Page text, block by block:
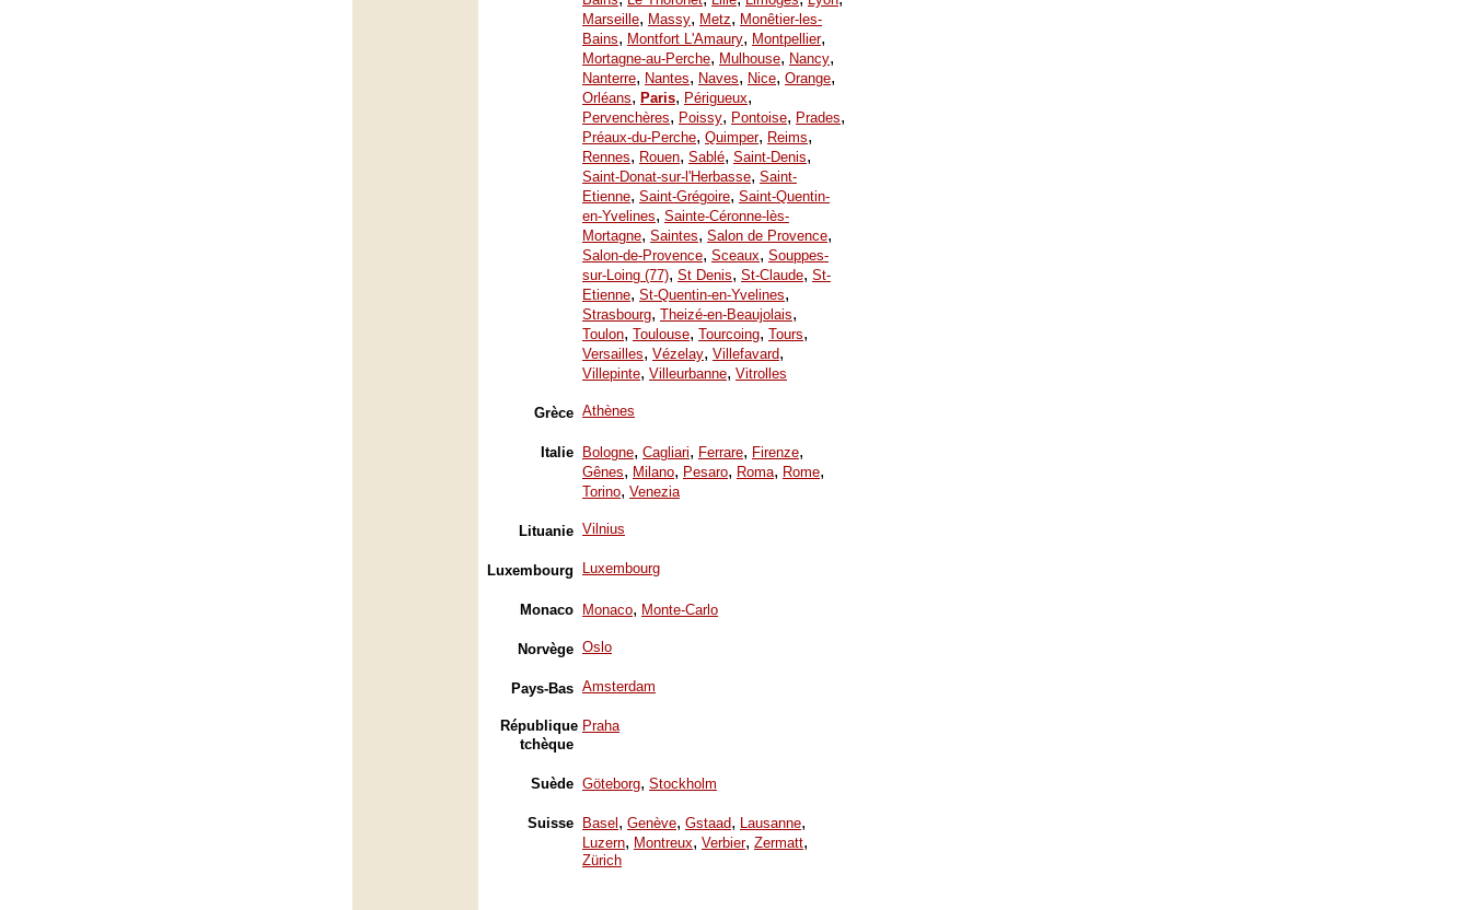
Marseille, Massy, Metz, Monêtier-les-
Bains, Montfort L'Amaury, Montpellier,
Mortagne-au-Perche, Mulhouse, Nancy,
Nanterre, Nantes, Naves, Nice, Orange,
Orléans, Paris, Périgueux,
Pervenchères, Poissy, Pontoise, Prades,
Préaux-du-Perche, Quimper, Reims,
Rennes, Rouen, Sablé, Saint-Denis,
Saint-Donat-sur-l'Herbasse, Saint-
Etienne, Saint-Grégoire, Saint-Quentin-
en-Yvelines, Sainte-Céronne-lès-
Mortagne, Saintes, Salon de Provence,
Salon-de-Provence, Sceaux, Souppes-
sur-Loing (77), St Denis, St-Claude, St-
Etienne, St-Quentin-en-Yvelines,
Strasbourg, Theizé-en-Beaujolais,
Toulon, Toulouse, Tourcoing, Tours,
Versailles, Vézelay, Villefavard,
Villepinte, Villeurbanne, Vitrolles
Grèce Athènes
Italie Bologne, Cagliari, Ferrare, Firenze,
Gênes, Milano, Pesaro, Roma, Rome,
Torino, Venezia
Lituanie Vilnius
Luxembourg Luxembourg
Monaco Monaco, Monte-Carlo
Norvège Oslo
Pays-Bas Amsterdam
République
tchèque
Praha
Suède Göteborg, Stockholm
Suisse Basel , Genève, Gstaad, Lausanne,
Luzern, Montreux, Verbier, Zermatt,
Zürich